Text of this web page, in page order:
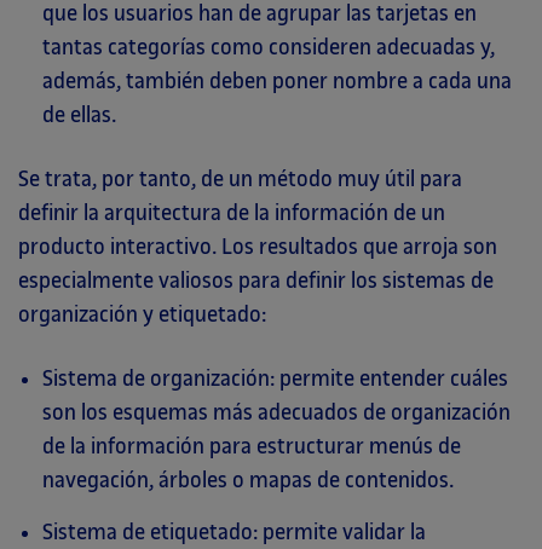
que los usuarios han de agrupar las tarjetas en
tantas categorías como consideren adecuadas y,
además, también deben poner nombre a cada una
de ellas.
Se trata, por tanto, de un método muy útil para
definir la arquitectura de la información de un
producto interactivo. Los resultados que arroja son
especialmente valiosos para definir los sistemas de
organización y etiquetado:
Sistema de organización: permite entender cuáles
son los esquemas más adecuados de organización
de la información para estructurar menús de
navegación, árboles o mapas de contenidos.
Sistema de etiquetado: permite validar la